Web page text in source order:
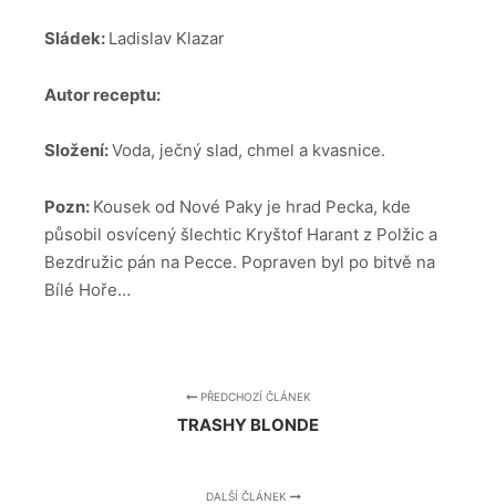
Sládek: Ladislav Klazar
Autor receptu:
Složení:Voda, ječný slad, chmel a kvasnice.
Pozn: Kousek od Nové Paky je hrad Pecka, kde
působil osvícený šlechtic Kryštof Harant z Polžic a
Bezdružic pán na Pecce. Popraven byl po bitvě na
Bílé Hoře…
PŘEDCHOZÍ ČLÁNEK
TRASHY BLONDE
DALŠÍ ČLÁNEK